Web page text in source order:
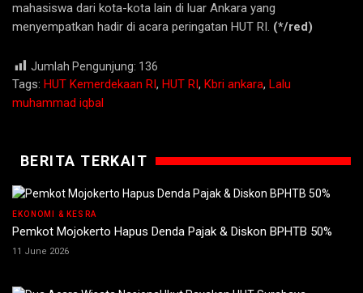
mahasiswa dari kota-kota lain di luar Ankara yang
menyempatkan hadir di acara peringatan HUT RI. (*/red)
Jumlah Pengunjung: 136
Tags: HUT Kemerdekaan RI, HUT RI, Kbri ankara, Lalu
muhammad iqbal
BERITA TERKAIT
EKONOMI & KESRA
Pemkot Mojokerto Hapus Denda Pajak & Diskon BPHTB 50%
11 June 2026